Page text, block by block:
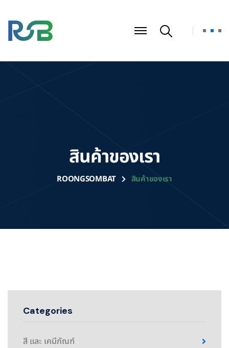
สินค้าของเรา
ROONGSOMBAT สินค้าของเรา
Categories
สี และ เคมีภัณฑ์